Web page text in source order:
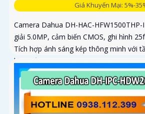
Giá Khuyến Mại: 5%-
Camera Dahua DH-HAC-
giải 5.0MP, cảm biến CMOS, ghi hình
Tích hợp ánh sáng kép thông minh với
kính cố định 3. 6mm góc nhìn 90